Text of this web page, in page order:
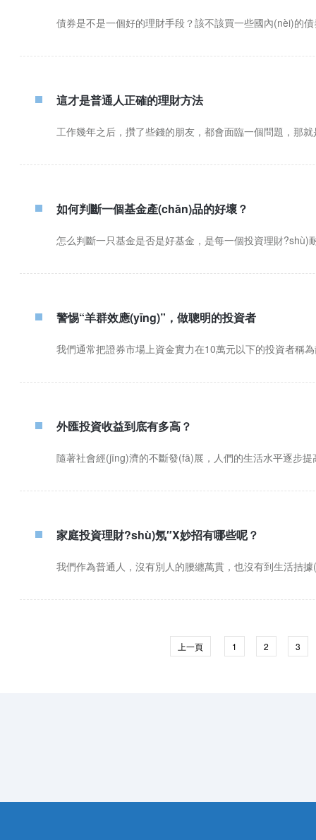
債券是不是一個好的理財手段？該不該買一些國內(nèi)的
這才是普通人正確的理財方法
工作幾年之后，攢了些錢的朋友，都會面臨一個問題，那
如何判斷一個基金產(chǎn)品的好壞？
怎么判斷一只基金是否是好基金，是每一個投資理財
警惕“羊群效應(yīng)”，做聰明的投資者
我們通常把證券市場上資金實力在10萬元以下的投資者稱為
外匯投資收益到底有多高？
隨著社會經(jīng)濟的不斷發(fā)展，人們的生活水平逐步提高
家庭投資理財?shù)氖″X妙招有哪些呢？
我們作為普通人，沒有別人的腰纏萬貫，也沒有到生活
上一頁 1 2 3